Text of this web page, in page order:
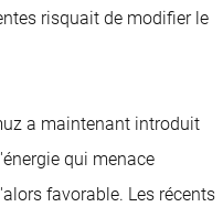
risquait de modifier le
a maintenant introduit
qui menace
favorable. Les récents